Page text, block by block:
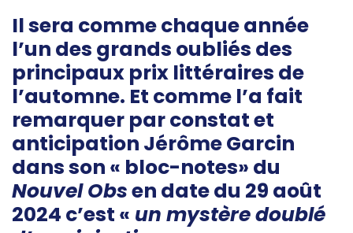
Il sera comme chaque année
l’un des grands oubliés des
principaux prix littéraires de
l’automne. Et comme l’a fait
remarquer par constat et
anticipation Jérôme Garcin
dans son « bloc-notes» du
Nouvel Obsen date du 29 août
2024 c’est « un mystère doublé